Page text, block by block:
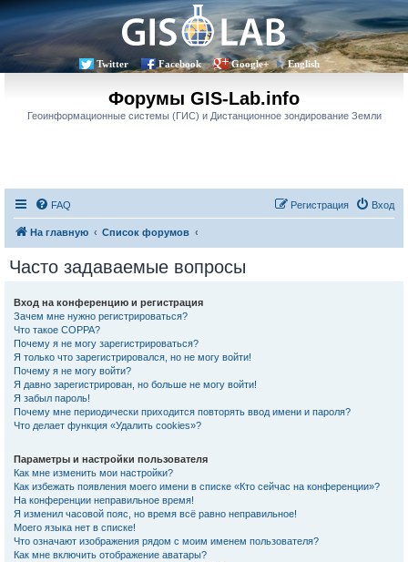
Twitter Facebook Google+ English
Форумы GIS-Lab.info
Геоинформационные системы (ГИС) и Дистанционное зондирование Земли
FAQ Вход
Регистрация
На главную Список форумов
Часто задаваемые вопросы
Вход на конференцию и регистрация
Зачем мне нужно регистрироваться?
Что такое COPPA?
Почему я не могу зарегистрироваться?
Я только что зарегистрировался, но не могу войти!
Почему я не могу войти?
Я давно зарегистрирован, но больше не могу войти!
Я забыл пароль!
Почему мне периодически приходится повторять ввод имени и пароля?
Что делает функция «Удалить cookies»?
Параметры и настройки пользователя
Как мне изменить мои настройки?
Как избежать появления моего имени в списке «Кто сейчас на конференции»?
На конференции неправильное время!
Я изменил часовой пояс, но время всё равно неправильное!
Моего языка нет в списке!
Что означают изображения рядом с моим именем пользователя?
Как мне включить отображение аватары?